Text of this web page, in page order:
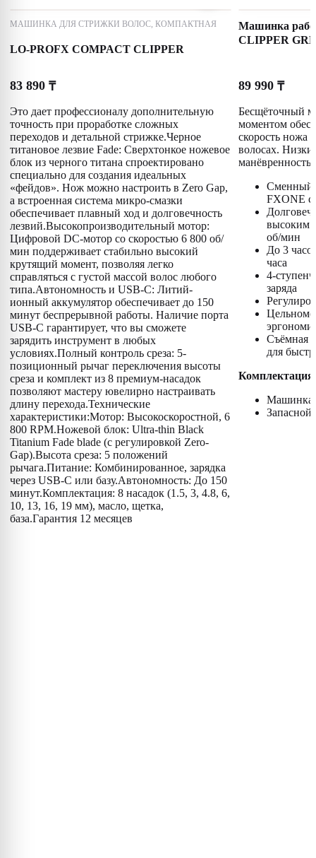
МАШИНКА ДЛЯ СТРИЖКИ ВОЛОС, КОМПАКТНАЯ
LO-PROFX COMPACT CLIPPER
83 890 ₸
Это дает профессионалу дополнительную
точность при проработке сложных
переходов и детальной стрижке.Черное
титановое лезвие Fade: Сверхтонкое ножевое
блок из черного титана спроектировано
специально для создания идеальных
«фейдов». Нож можно настроить в Zero Gap,
а встроенная система микро-смазки
обеспечивает плавный ход и долговечность
лезвий.Высокопроизводительный мотор:
Цифровой DC-мотор со скоростью 6 800 об/
мин поддерживает стабильно высокий
крутящий момент, позволяя легко
справляться с густой массой волос любого
типа.Автономность и USB-C: Литий-
ионный аккумулятор обеспечивает до 150
минут беспрерывной работы. Наличие порта
USB-C гарантирует, что вы сможете
зарядить инструмент в любых
условиях.Полный контроль среза: 5-
позиционный рычаг переключения высоты
среза и комплект из 8 премиум-насадок
позволяют мастеру ювелирно настраивать
длину перехода.Технические
характеристики:Мотор: Высокоскоростной, 6
800 RPM.Ножевой блок: Ultra-thin Black
Titanium Fade blade (с регулировкой Zero-
Gap).Высота среза: 5 положений
рычага.Питание: Комбинированное, зарядка
через USB-C или базу.Автономность: До 150
минут.Комплектация: 8 насадок (1.5, 3, 4.8, 6,
10, 13, 16, 19 мм), масло, щетка,
база.Гарантия 12 месяцев
Машинка
CLIPPER
89 990 ₸
Бесщёточный
моментом
скорость ножа
волосах.
манёвренность
Сменный
FXONE с
высоким
об/мин
До 3
часа
4-
заряда
Съёмная
для
Машинка
Запасной